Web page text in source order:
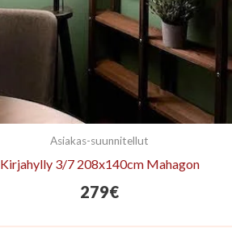
Asiakas-suunnitellut
Kirjahylly 3/7 208x140cm Mahagon
279€